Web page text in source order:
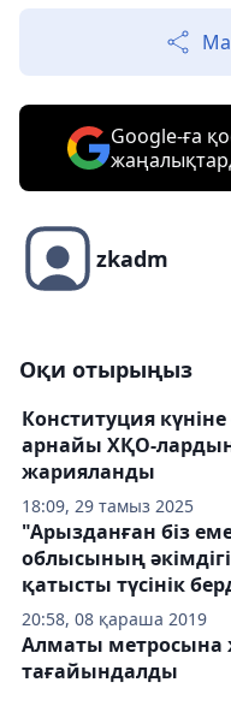
Google-ға
zkadm
Оқи отырыңыз
18:09, 29 тамыз 2025
Конституция
арнайы ХҚО-
жарияланды
20:58, 08 қараша 2019
"Арызданған біз
облысының
қатысты түсінік
Алматы
тағайындалды